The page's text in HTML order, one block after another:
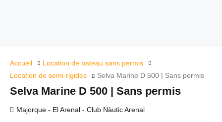
Accueil
Location de bateau sans permis
Location de semi-rigides
Selva Marine D 500 | Sans permis
Selva Marine D 500 | Sans permis
Majorque - El Arenal - Club Nàutic Arenal